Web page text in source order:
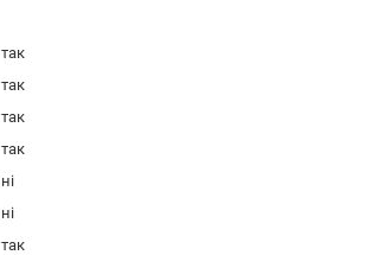
так
так
так
так
ні
ні
так